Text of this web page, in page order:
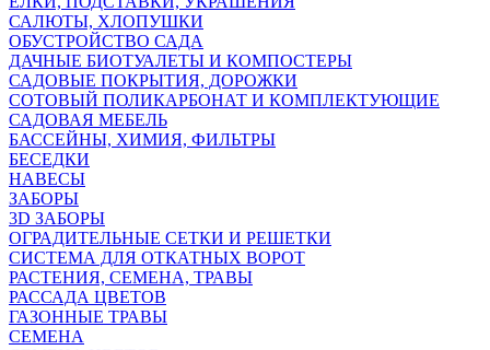
САЛЮТЫ, ХЛОПУШКИ
ОБУСТРОЙСТВО САДА
ДАЧНЫЕ БИОТУАЛЕТЫ И КОМПОСТЕРЫ
САДОВЫЕ ПОКРЫТИЯ, ДОРОЖКИ
СОТОВЫЙ ПОЛИКАРБОНАТ И КОМПЛЕКТУЮЩИЕ
САДОВАЯ МЕБЕЛЬ
БАССЕЙНЫ, ХИМИЯ, ФИЛЬТРЫ
БЕСЕДКИ
НАВЕСЫ
ЗАБОРЫ
3D ЗАБОРЫ
ОГРАДИТЕЛЬНЫЕ СЕТКИ И РЕШЕТКИ
СИСТЕМА ДЛЯ ОТКАТНЫХ ВОРОТ
РАСТЕНИЯ, СЕМЕНА, ТРАВЫ
РАССАДА ЦВЕТОВ
ГАЗОННЫЕ ТРАВЫ
СЕМЕНА